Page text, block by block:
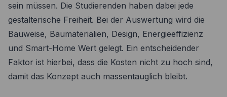
sein müssen. Die Studierenden haben dabei jede
gestalterische Freiheit. Bei der Auswertung wird die
Bauweise, Baumaterialien, Design, Energieeffizienz
und Smart-Home Wert gelegt. Ein entscheidender
Faktor ist hierbei, dass die Kosten nicht zu hoch sind,
damit das Konzept auch massentauglich bleibt.